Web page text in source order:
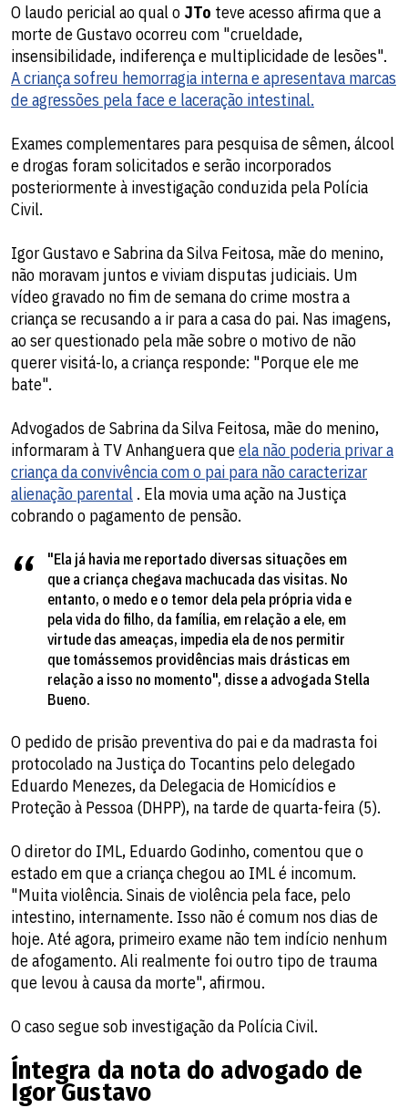
O laudo pericial ao qual o JTo teve acesso afirma que a
morte de Gustavo ocorreu com "crueldade,
insensibilidade, indiferença e multiplicidade de lesões".
A criança sofreu hemorragia interna e apresentava marcas
de agressões pela face e laceração intestinal.
Exames complementares para pesquisa de sêmen, álcool
e drogas foram solicitados e serão incorporados
posteriormente à investigação conduzida pela Polícia
Civil.
Igor Gustavo e Sabrina da Silva Feitosa, mãe do menino,
não moravam juntos e viviam disputas judiciais. Um
vídeo gravado no fim de semana do crime mostra a
criança se recusando a ir para a casa do pai. Nas imagens,
ao ser questionado pela mãe sobre o motivo de não
querer visitá-lo, a criança responde: "Porque ele me
bate".
Advogados de Sabrina da Silva Feitosa, mãe do menino,
informaram à TV Anhanguera queela não poderia privar a
criança da convivência com o pai para não caracterizar
alienação parental . Ela movia uma ação na Justiça
cobrando o pagamento de pensão.
"Ela já havia me reportado diversas situações em
que a criança chegava machucada das visitas. No
entanto, o medo e o temor dela pela própria vida e
pela vida do filho, da família, em relação a ele, em
virtude das ameaças, impedia ela de nos permitir
que tomássemos providências mais drásticas em
relação a isso no momento", disse a advogada Stella
Bueno.
O pedido de prisão preventiva do pai e da madrasta foi
protocolado na Justiça do Tocantins pelo delegado
Eduardo Menezes, da Delegacia de Homicídios e
Proteção à Pessoa (DHPP), na tarde de quarta-feira (5).
O diretor do IML, Eduardo Godinho, comentou que o
estado em que a criança chegou ao IML é incomum.
"Muita violência. Sinais de violência pela face, pelo
intestino, internamente. Isso não é comum nos dias de
hoje. Até agora, primeiro exame não tem indício nenhum
de afogamento. Ali realmente foi outro tipo de trauma
que levou à causa da morte", afirmou.
O caso segue sob investigação da Polícia Civil.
Íntegra da nota do advogado de
Igor Gustavo